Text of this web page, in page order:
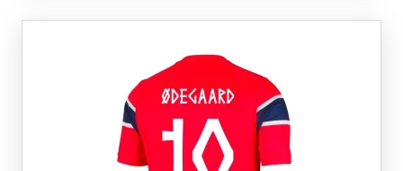
Alternativene
på
produktsiden